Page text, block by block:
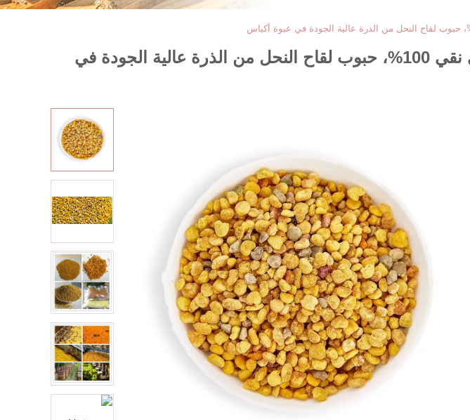
حبوب لقاح الذرة الغذائية الأكثر مبيعًا، مستخلص عشبي طبيعي نقي 100%، حبوب لقاح النحل من الذرة عالية الجودة في